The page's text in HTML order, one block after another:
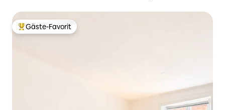
Beliebter Gäste-Favorit.
Gäste-Favorit